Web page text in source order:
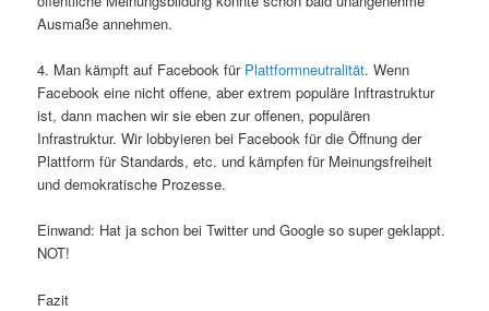
Ausmaße annehmen.
4. Man kämpft auf Facebook für Plattformneutralität. Wenn
Facebook eine nicht offene, aber extrem populäre Inftrastruktur
ist, dann machen wir sie eben zur offenen, populären
Infrastruktur. Wir lobbyieren bei Facebook für die Öffnung der
Plattform für Standards, etc. und kämpfen für Meinungsfreiheit
und demokratische Prozesse.
Einwand: Hat ja schon bei Twitter und Google so super geklappt.
NOT!
Fazit